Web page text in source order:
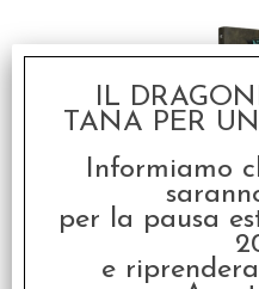
€
IL
TANA PER
Informiamo
per la pausa
e